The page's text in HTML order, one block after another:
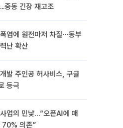
중동 긴장 재고조
염에 원전마저 차질⋯동부
난 확산
발 주인공 허사비스, 구글
등극
업의 민낯…“오픈AI에 매
70% 의존”